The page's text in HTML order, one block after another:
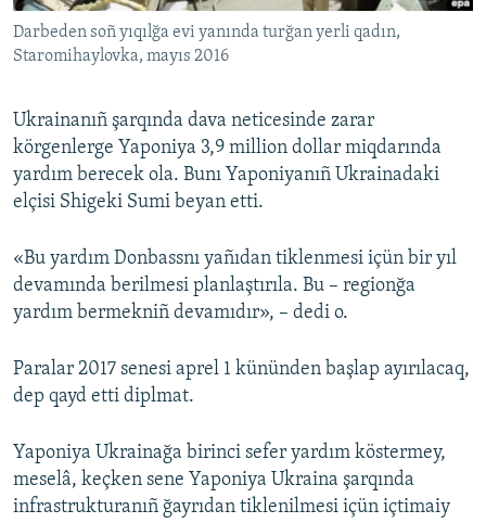
QOŞULIÑIZ!
RFE/RS bütün saytları
Darbeden soñ yıqılğa evi yanında turğan yerli qadın,
Staromihaylovka, mayıs 2016
Ukrainanıñ şarqında dava neticesinde zarar
körgenlerge Yaponiya 3,9 million dollar miqdarında
yardım berecek ola. Bunı Yaponiyanıñ Ukrainadaki
elçisi Shigeki Sumi beyan etti.
«Bu yardım Donbassnı yañıdan tiklenmesi içün bir yıl
devamında berilmesi planlaştırıla. Bu – regionğa
yardım bermekniñ devamıdır», – dedi o.
Paralar 2017 senesi aprel 1 kününden başlap ayırılacaq,
dep qayd etti diplmat.
Yaponiya Ukrainağa birinci sefer yardım köstermey,
meselâ, keçken sene Yaponiya Ukraina şarqında
infrastrukturanıñ ğayrıdan tiklenilmesi içün içtimaiy